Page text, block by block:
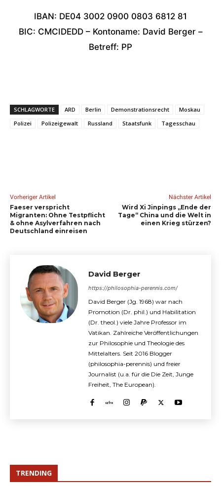
IBAN: DE04 3002 0900 0803 6812 81
BIC: CMCIDEDD – Kontoname: David Berger –
Betreff: PP
SCHLAGWORTE ARD Berlin Demonstrationsrecht
Moskau
Polizei
Polizeigewalt Russland Staatsfunk Tagesschau
Vorheriger Artikel
Faeser verspricht
Migranten: Ohne Testpflicht
& ohne Asylverfahren nach
Deutschland einreisen
Nächster Artikel
Wird Xi Jinpings „Ende der
Tage“ China und die Welt in
einen Krieg stürzen?
David Berger
https://philosophia-perennis.com/
David Berger (Jg. 1968) war nach
Promotion (Dr. phil.) und Habilitation
(Dr. theol.) viele Jahre Professor im
Vatikan. Zahlreiche Veröffentlichungen
zur Philosophie und Theologie des
Mittelalters. Seit 2016 Blogger
(philosophia-perennis) und freier
Journalist (u.a. für die Die Zeit, Junge
Freiheit, The European).
TRENDING